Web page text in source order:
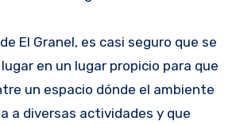
El Granel, es casi seguro que se
en un lugar propicio para que
un espacio dónde el ambiente
a diversas actividades y que